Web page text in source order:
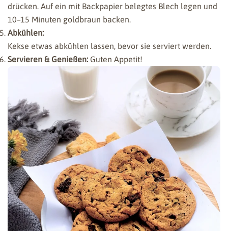
drücken. Auf ein mit Backpapier belegtes Blech legen und
10–15 Minuten goldbraun backen.
Abkühlen:
Kekse etwas abkühlen lassen, bevor sie serviert werden.
Servieren & Genießen: Guten Appetit!